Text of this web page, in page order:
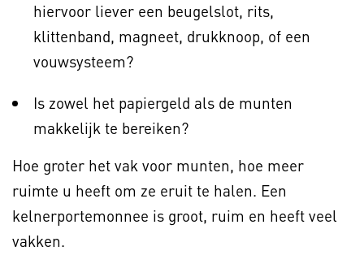
hiervoor liever een beugelslot, rits,
klittenband, magneet, drukknoop, of een
vouwsysteem?
Is zowel het papiergeld als de munten
makkelijk te bereiken?
Hoe groter het vak voor munten, hoe meer
ruimte u heeft om ze eruit te halen. Een
kelnerportemonnee is groot, ruim en heeft veel
vakken.